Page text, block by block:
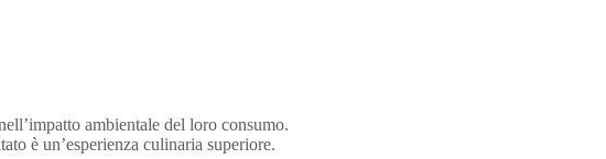
ambientale del loro consumo.
è un’esperienza culinaria superiore.